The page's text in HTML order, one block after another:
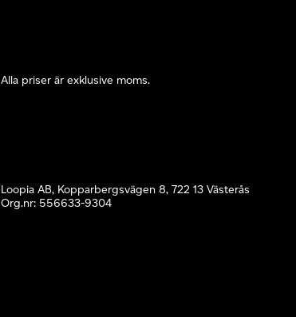
Alla priser är exklusive moms.
Loopia AB, Kopparbergsvägen 8, 722 13 Västerås
Org.nr: 556633-9304